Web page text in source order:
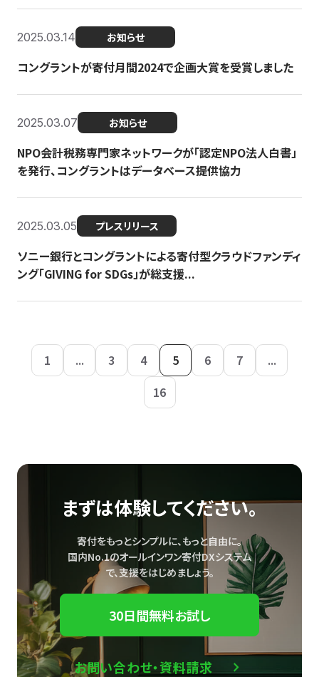
2025.03.14 お知らせ
コングラントが寄付月間2024で企画大賞を受賞しました
2025.03.07 お知らせ
NPO会計税務専門家ネットワークが「認定NPO法人白書」
を発行、コングラントはデータベース提供協力
2025.03.05 プレスリリース
ソニー銀行とコングラントによる寄付型クラウドファンディ
ング「GIVING for SDGs」が総支援...
1 ... 3 4 5 6 7
...
16
まずは体験してください。
寄付をもっとシンプルに、もっと自由に。
国内No.1のオールインワン寄付DXシステム
で、支援をはじめましょう。
30日間無料お試し
お問い合わせ・資料請求